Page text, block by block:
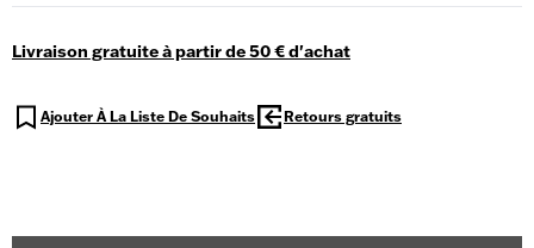
Livraison gratuite à partir de 50 € d'achat
Ajouter À La Liste De Souhaits Retours gratuits